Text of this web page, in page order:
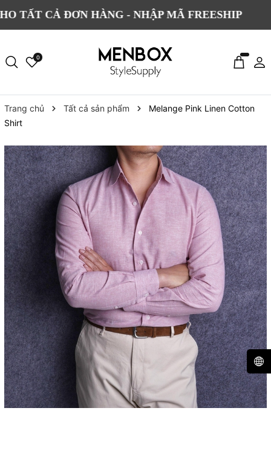
ĐƠN HÀNG - NHẬP MÃ FREESHIP
0
Trang chủ Tất cả sản phẩm
Melange Pink Linen Cotton
Shirt